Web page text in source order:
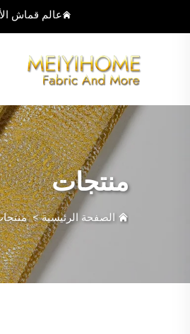
عالم قماش
منتجات
الصفحة الرئيسية>